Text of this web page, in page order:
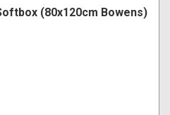
(80x120cm Bowens)